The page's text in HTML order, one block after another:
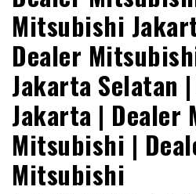
Mitsubishi
Dealer
Jakarta Selatan
Jakarta | Dealer
Mitsubishi |
Mitsubishi